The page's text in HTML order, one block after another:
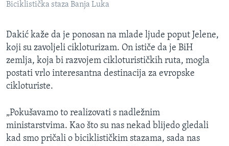
Biciklistička staza Banja Luka
Dakić kaže da je ponosan na mlade ljude poput Jelene,
koji su zavoljeli cikloturizam. On ističe da je BiH
zemlja, koja bi razvojem cikloturističkih ruta, mogla
postati vrlo interesantna destinacija za evropske
cikloturiste.
„Pokušavamo to realizovati s nadležnim
ministarstvima. Kao što su nas nekad blijedo gledali
kad smo pričali o biciklističkim stazama, sada nas